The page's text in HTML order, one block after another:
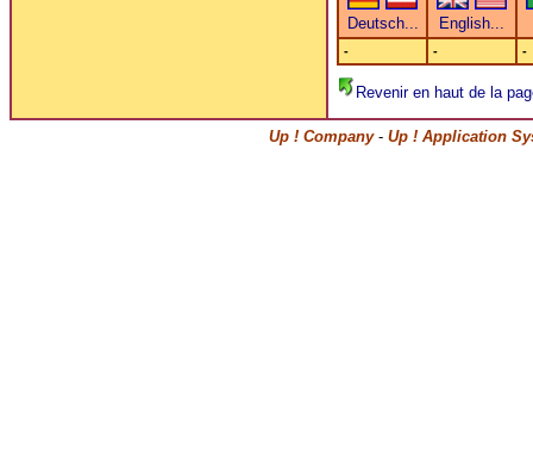
- - -
Revenir en haut de la
Up ! Company- Up ! Application